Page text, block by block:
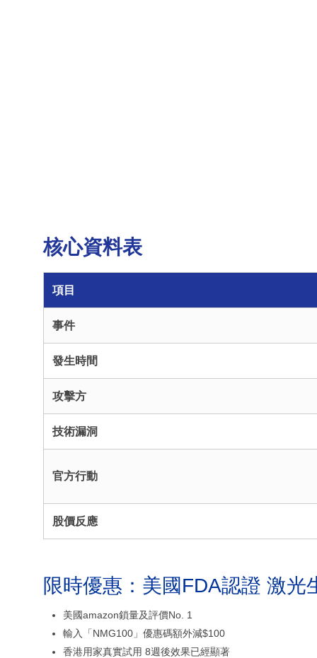
核心資料表
項目
事件
發生時間
攻擊方
技術漏洞
官方行動
股價反應
限時優惠：美國FDA認證 激光
美國amazon鎖量及評價No. 1
輸入「NMG100」優惠碼額外減$100
香港用家真實試用 8週後效果已經顯著